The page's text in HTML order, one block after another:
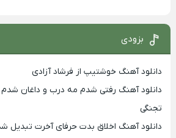
بزودی
دانلود آهنگ خوشتیپ از فرشاد آزادی
دانلود آهنگ رفتی شدم مه درب و داغان شدم
تجنگی
دانلود آهنگ اخلاق بدت حرفای آخرت تبدیل